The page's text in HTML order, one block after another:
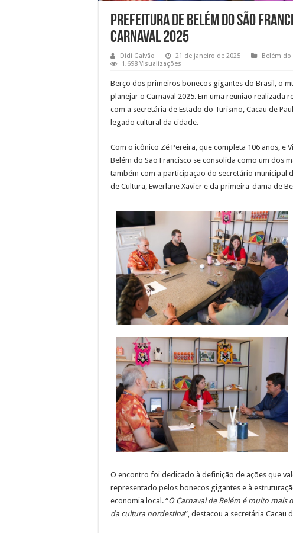
Prefeitura de Belém do São
Carnaval 2025
Didi Galvão 21 de janeiro de 2025 Belém do
1,698 Visualizações
Berço dos primeiros bonecos gigantes do Brasil, o
planejar o Carnaval 2025. Em uma reunião realizada
com a secretária de Estado do Turismo, Cacau de
legado cultural da cidade.
Com o icônico Zé Pereira, que completa 106 anos, e
Belém do São Francisco se consolida como um dos
também com a participação do secretário municipal
de Cultura, Ewerlane Xavier e da primeira-dama de
O encontro foi dedicado à definição de ações que
representado pelos bonecos gigantes e à
economia local. “O Carnaval de Belém é muito
da cultura nordestina“, destacou a secretária Cacau